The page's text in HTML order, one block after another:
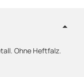
Ohne Heftfalz.